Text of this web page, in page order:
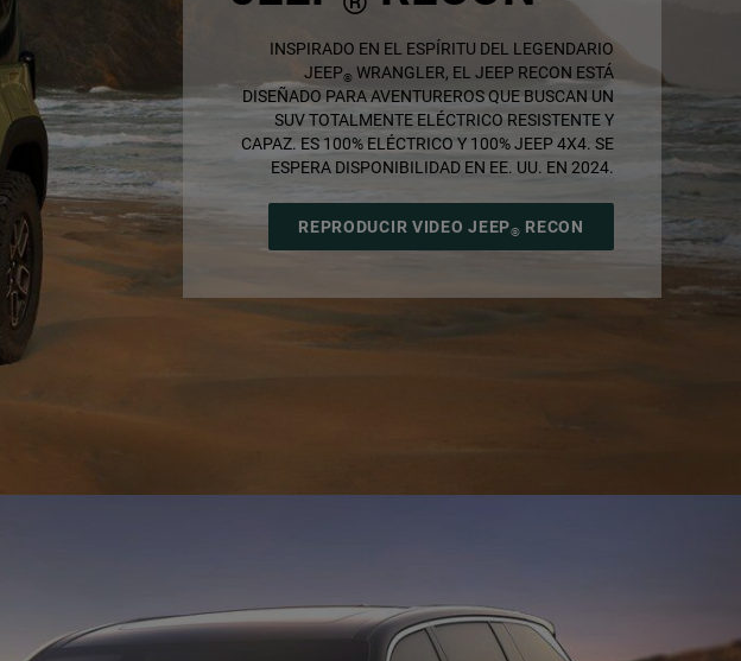
INSPIRADO EN EL ESPÍRITU DEL LEGENDARIO
JEEP® WRANGLER, EL JEEP RECON ESTÁ
DISEÑADO PARA AVENTUREROS QUE BUSCAN UN
SUV TOTALMENTE ELÉCTRICO RESISTENTE Y
CAPAZ. ES 100% ELÉCTRICO Y 100% JEEP 4X4. SE
ESPERA DISPONIBILIDAD EN EE. UU. EN 2024.
REPRODUCIR VIDEO JEEP® RECON